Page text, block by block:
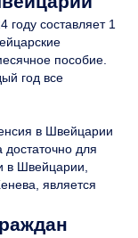
составляет 1
пособие.
год все
в Швейцарии
достаточно для
в Швейцарии,
является